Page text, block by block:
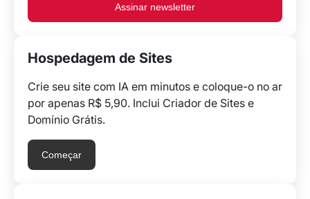
Assinar newsletter
Hospedagem de Sites
Crie seu site com IA em minutos e coloque-o no ar
por apenas R$ 5,90. Inclui Criador de Sites e
Domínio Grátis.
Começar